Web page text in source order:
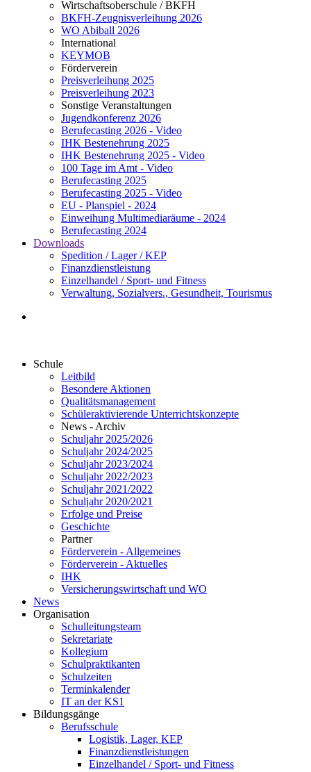
Wirtschaftsoberschule / BKFH
BKFH-Zeugnisverleihung 2026
WO Abiball 2026
International
KEYMOB
Förderverein
Preisverleihung 2025
Preisverleihung 2023
Sonstige Veranstaltungen
Jugendkonferenz 2026
Berufecasting 2026 - Video
IHK Bestenehrung 2025
IHK Bestenehrung 2025 - Video
100 Tage im Amt - Video
Berufecasting 2025
Berufecasting 2025 - Video
EU - Planspiel - 2024
Einweihung Multimediaräume - 2024
Berufecasting 2024
Downloads
Spedition / Lager / KEP
Finanzdienstleistung
Einzelhandel / Sport- und Fitness
Verwaltung, Sozialvers., Gesundheit, Tourismus
Schule
Leitbild
Besondere Aktionen
Qualitätsmanagement
Schüleraktivierende Unterrichtskonzepte
News - Archiv
Schuljahr 2025/2026
Schuljahr 2024/2025
Schuljahr 2023/2024
Schuljahr 2022/2023
Schuljahr 2021/2022
Schuljahr 2020/2021
Erfolge und Preise
Geschichte
Partner
Förderverein - Allgemeines
Förderverein - Aktuelles
IHK
Versicherungswirtschaft und WO
News
Organisation
Schulleitungsteam
Sekretariate
Kollegium
Schulpraktikanten
Schulzeiten
Terminkalender
IT an der KS1
Bildungsgänge
Berufsschule
Logistik, Lager, KEP
Finanzdienstleistungen
Einzelhandel / Sport- und Fitness